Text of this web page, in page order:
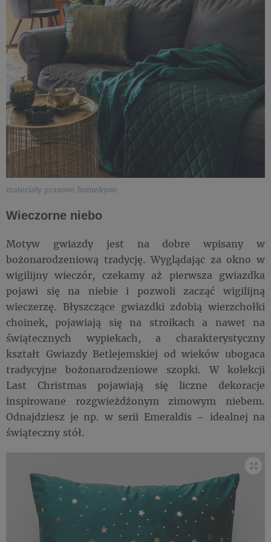
materiały prasowe home&you
Wieczorne niebo
Motyw gwiazdy jest na dobre wpisany w
bożonarodzeniową tradycję. Wyglądając za okno w
wigilijny wieczór, czekamy aż pierwsza gwiazdka
pojawi się na niebie i pozwoli zacząć wigilijną
wieczerzę. Błyszczące gwiazdki zdobią wierzchołki
choinek, pojawiają się na stroikach a nawet na
świątecznych wypiekach, a charakterystyczny
kształt Gwiazdy Betlejemskiej od wieków ubogaca
tradycyjne bożonarodzeniowe szopki. W kolekcji
Last Christmas pojawiają się liczne dekoracje
inspirowane rozgwieżdżonym zimowym niebem.
Odnajdziesz je np. w serii Emeraldis – idealnej na
świąteczny stół.